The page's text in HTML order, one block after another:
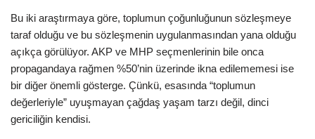
Bu iki araştırmaya göre, toplumun çoğunluğunun sözleşmeye
taraf olduğu ve bu sözleşmenin uygulanmasından yana olduğu
açıkça görülüyor. AKP ve MHP seçmenlerinin bile onca
propagandaya rağmen %50’nin üzerinde ikna edilememesi ise
bir diğer önemli gösterge. Çünkü, esasında “toplumun
değerleriyle” uyuşmayan çağdaş yaşam tarzı değil, dinci
gericiliğin kendisi.